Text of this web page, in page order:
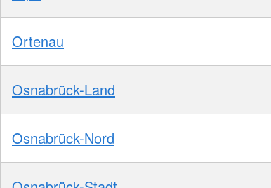
Ortenau
Osnabrück-Land
Osnabrück-Nord